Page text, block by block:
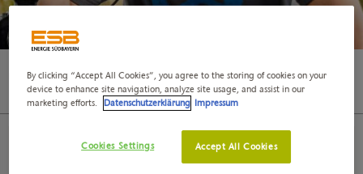
Privatkunden Kundenservice
Häufige Fragen
Gas, Ökostrom und Wärme oder alles rund um E-Mobilität? Unsere Tarife!
By clicking “Accept All Cookies”, you agree to the storing of cookies on your
device to enhance site navigation, analyze site usage, and assist in our
marketing efforts.
Datenschutzerklärung Impressum
Cookies Settings Accept All Cookies